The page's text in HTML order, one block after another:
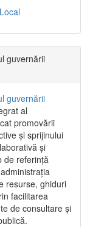
guvernării
guvernării
al
promovării
și sprijinului
și
de referință
resurse, ghiduri
facilitarea
de consultare și